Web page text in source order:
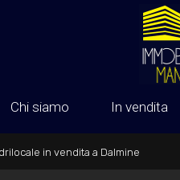
Chi siamo In vendita
in vendita a Dalmine